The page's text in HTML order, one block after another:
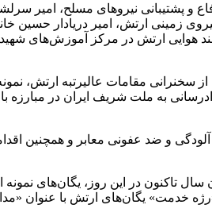
و پشتیبانی نیروهای مسلح، امیر
زمینی ارتش، امیر دریادار حسین
هوایی ارتش در مرکز آموزش‌های شهید
مقامات عالیرتبه ارتش،
به ملت شریف ایران در مبارزه
برای رفع آلودگی و ضد عفونی معابر و
«روز ارتش» نامگذاری کردند. از همان سال تاکنون در این
خدمت» یگان‌های ارتش با عنوان